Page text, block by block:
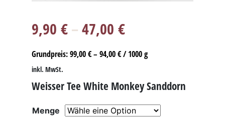
9,90 €–47,00 €
Grundpreis:99,00€– 94,00€/1000g
inkl. MwSt.
Weisser Tee White Monkey Sanddorn
Menge